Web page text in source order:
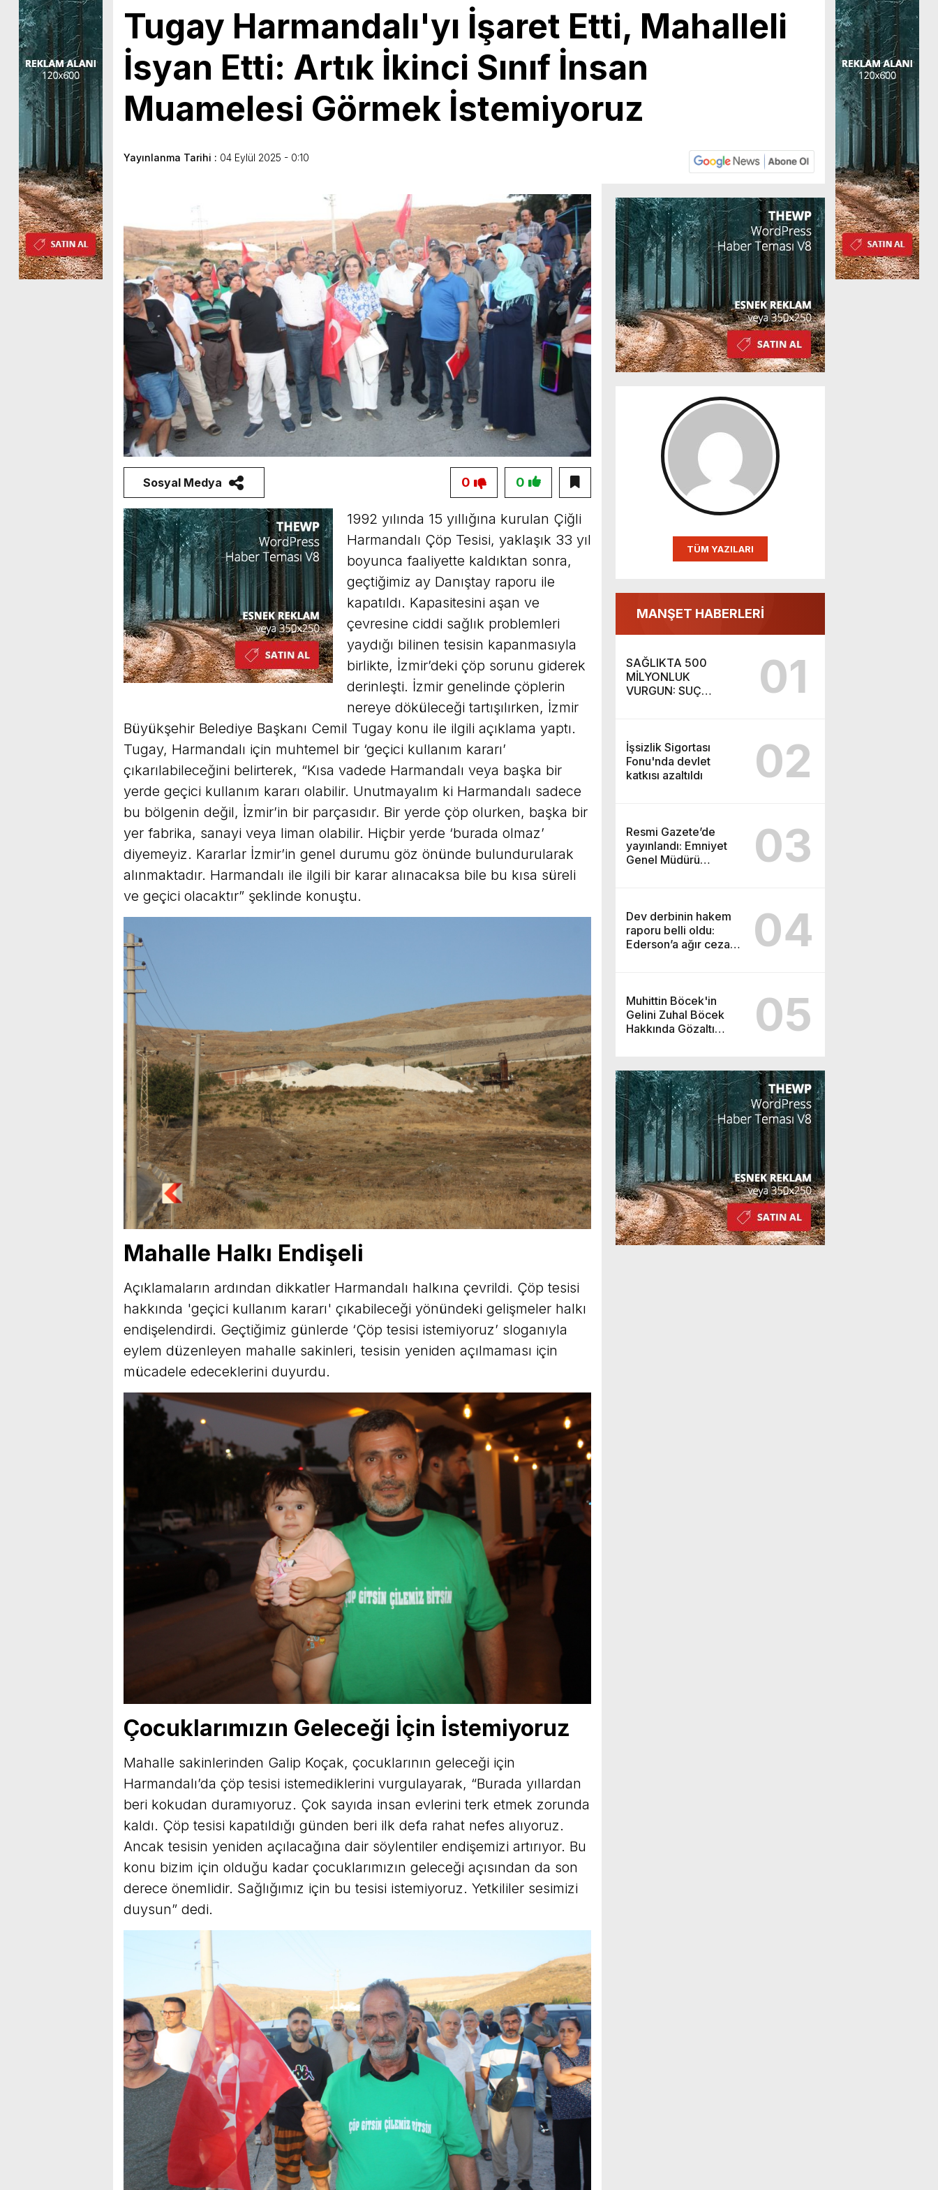
Tugay Harmandalı'yı İşaret Etti, Mahalleli
İsyan Etti: Artık İkinci Sınıf İnsan
Muamelesi Görmek İstemiyoruz
Yayınlanma Tarihi : 04 Eylül 2025 - 0:10
TÜM YAZILARI
MANŞET HABERLERİ
SAĞLIKTA 500
MİLYONLUK
VURGUN: SUÇ
01
İşsizlik Sigortası
Fonu'nda devlet
katkısı azaltıldı
02
Resmi Gazete’de
yayınlandı: Emniyet
Genel Müdürü
03
Dev derbinin hakem
raporu belli oldu:
Ederson’a ağır ceza
04
Muhittin Böcek'in
Gelini Zuhal Böcek
Hakkında Gözaltı
05
Sosyal Medya 0
0
1992 yılında 15 yıllığına kurulan Çiğli
Harmandalı Çöp Tesisi, yaklaşık 33 yıl
boyunca faaliyette kaldıktan sonra,
geçtiğimiz ay Danıştay raporu ile
kapatıldı. Kapasitesini aşan ve
çevresine ciddi sağlık problemleri
yaydığı bilinen tesisin kapanmasıyla
birlikte, İzmir’deki çöp sorunu giderek
derinleşti. İzmir genelinde çöplerin
nereye döküleceği tartışılırken, İzmir
Büyükşehir Belediye Başkanı Cemil Tugay konu ile ilgili açıklama yaptı.
Tugay, Harmandalı için muhtemel bir ‘geçici kullanım kararı’
çıkarılabileceğini belirterek, “Kısa vadede Harmandalı veya başka bir
yerde geçici kullanım kararı olabilir. Unutmayalım ki Harmandalı sadece
bu bölgenin değil, İzmir’in bir parçasıdır. Bir yerde çöp olurken, başka bir
yer fabrika, sanayi veya liman olabilir. Hiçbir yerde ‘burada olmaz’
diyemeyiz. Kararlar İzmir’in genel durumu göz önünde bulundurularak
alınmaktadır. Harmandalı ile ilgili bir karar alınacaksa bile bu kısa süreli
ve geçici olacaktır” şeklinde konuştu.
Mahalle Halkı Endişeli
Açıklamaların ardından dikkatler Harmandalı halkına çevrildi. Çöp tesisi
hakkında 'geçici kullanım kararı' çıkabileceği yönündeki gelişmeler halkı
endişelendirdi. Geçtiğimiz günlerde ‘Çöp tesisi istemiyoruz’ sloganıyla
eylem düzenleyen mahalle sakinleri, tesisin yeniden açılmaması için
mücadele edeceklerini duyurdu.
Çocuklarımızın Geleceği İçin İstemiyoruz
Mahalle sakinlerinden Galip Koçak, çocuklarının geleceği için
Harmandalı’da çöp tesisi istemediklerini vurgulayarak, “Burada yıllardan
beri kokudan duramıyoruz. Çok sayıda insan evlerini terk etmek zorunda
kaldı. Çöp tesisi kapatıldığı günden beri ilk defa rahat nefes alıyoruz.
Ancak tesisin yeniden açılacağına dair söylentiler endişemizi artırıyor. Bu
konu bizim için olduğu kadar çocuklarımızın geleceği açısından da son
derece önemlidir. Sağlığımız için bu tesisi istemiyoruz. Yetkililer sesimizi
duysun” dedi.